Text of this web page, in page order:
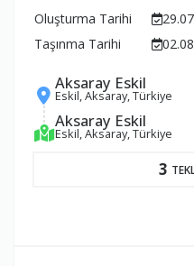
Oluşturma Tarihi
Taşınma Tarihi
Aksaray Eskil
Eskil, Aksaray, Türkiye
Aksaray Eskil
Eskil, Aksaray, Türkiye
3